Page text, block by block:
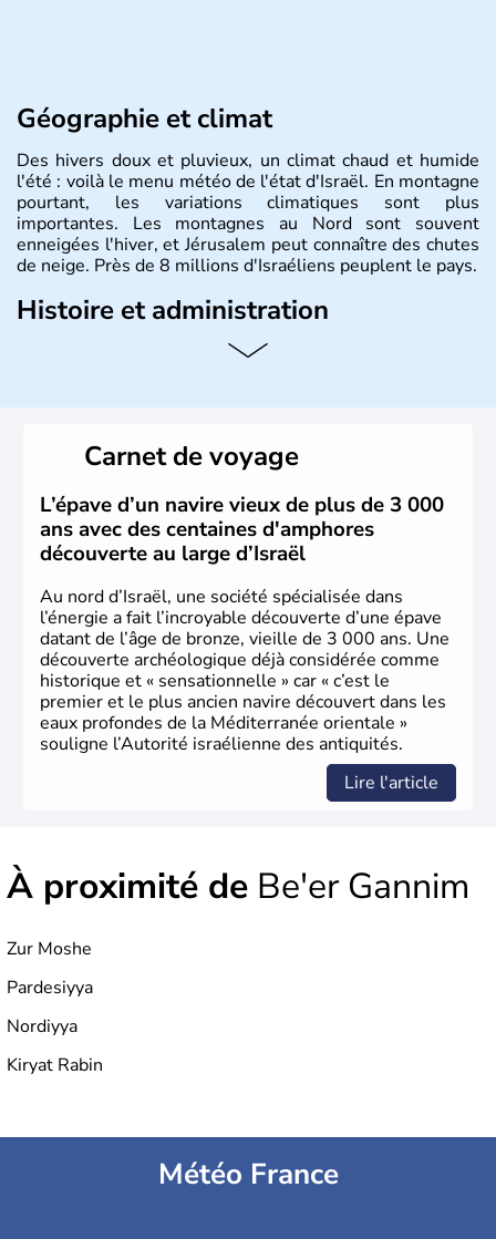
Géographie et climat
Des hivers doux et pluvieux, un climat chaud et humide
l'été : voilà le menu météo de l'état d'Israël. En montagne
pourtant, les variations climatiques sont plus
importantes. Les montagnes au Nord sont souvent
enneigées l'hiver, et Jérusalem peut connaître des chutes
de neige. Près de 8 millions d'Israéliens peuplent le pays.
Histoire et administration
L'Israël est un état de la partie est de la Méditerranée,
vrai essor économique dans le domaine des nouvelles
Carnet de voyage
L’épave d’un navire vieux de plus de 3 000
ans avec des centaines d'amphores
découverte au large d’Israël
Au nord d’Israël, une société spécialisée dans
l’énergie a fait l’incroyable découverte d’une épave
datant de l’âge de bronze, vieille de 3 000 ans. Une
découverte archéologique déjà considérée comme
historique et « sensationnelle » car « c’est le
premier et le plus ancien navire découvert dans les
eaux profondes de la Méditerranée orientale »
souligne l’Autorité israélienne des antiquités.
Lire l'article
À proximité de Be'er Gannim
Zur Moshe
Pardesiyya
Nordiyya
Kiryat Rabin
Météo France